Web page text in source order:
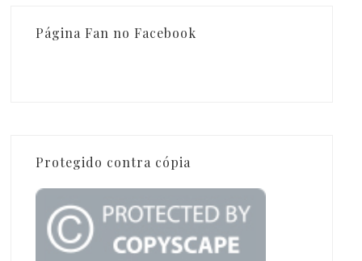
Página Fan no Facebook
Protegido contra cópia